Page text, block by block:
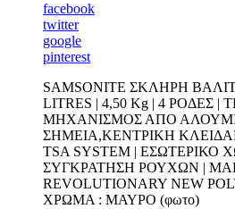
facebook
twitter
google
pinterest
SAMSONITE ΣΚΛΗΡΗ
LITRES | 4,50 Kg | 4 ΡΟΔΕΣ
ΜΗΧΑΝΙΣΜΟΣ ΑΠΟ
ΣΗΜΕΙΑ,ΚΕΝΤΡΙΚΗ
TSA SYSTEM | ΕΣΩΤΕΡΙΚΟ
ΣΥΓΚΡΑΤΗΣΗ ΡΟΥΧΩΝ |
REVOLUTIONARY NEW
ΧΡΩΜΑ : ΜΑΥΡΟ (φωτο)